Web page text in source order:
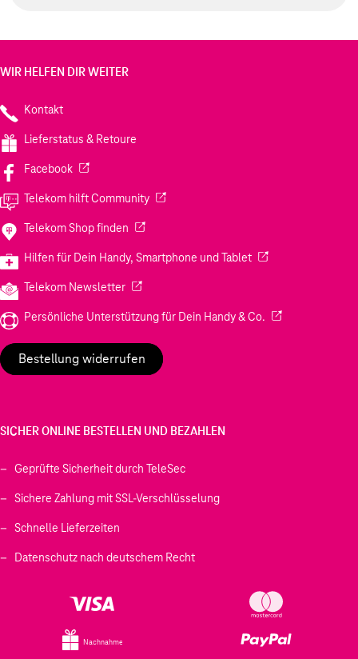
WIR HELFEN DIR WEITER
Kontakt
Lieferstatus & Retoure
Facebook(Wird in einem neuen Tab geöffnet)
Telekom hilft Community(Wird in einem neuen Tab geöffnet)
Telekom Shop finden (Wird in einem neuen Tab geöffnet)
Hilfen für Dein Handy, Smartphone und Tablet(Wird in einem
Telekom Newsletter(Wird in einem neuen Tab geöffnet)
Persönliche Unterstützung für Dein Handy & Co. (Wird in einem
Bestellung widerrufen
SICHER ONLINE BESTELLEN UND BEZAHLEN
Geprüfte Sicherheit durch TeleSec
Sichere Zahlung mit SSL-Verschlüsselung
Schnelle Lieferzeiten
Datenschutz nach deutschem Recht
Nachnahme